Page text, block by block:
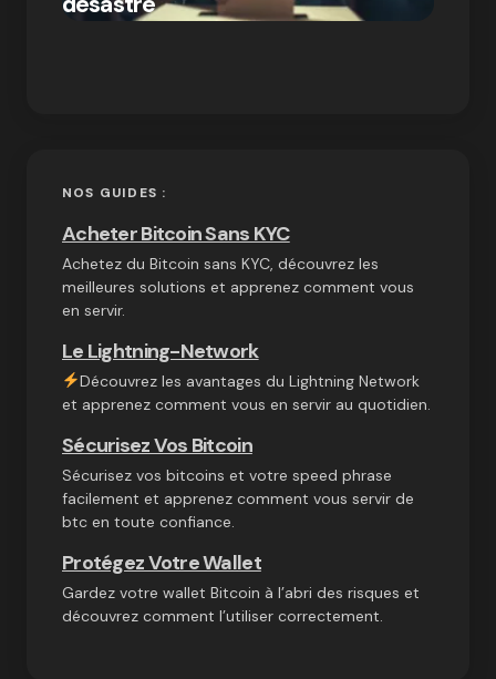
on 03/10/2024
NOS GUIDES :
Acheter Bitcoin Sans KYC
Achetez du Bitcoin sans KYC, découvrez les
meilleures solutions et apprenez comment vous
en servir.
Le Lightning-Network
Découvrez les avantages du Lightning Network
et apprenez comment vous en servir au quotidien.
Sécurisez Vos Bitcoin
Sécurisez vos bitcoins et votre speed phrase
facilement et apprenez comment vous servir de
btc en toute confiance.
Protégez Votre Wallet
Gardez votre wallet Bitcoin à l’abri des risques et
découvrez comment l’utiliser correctement.